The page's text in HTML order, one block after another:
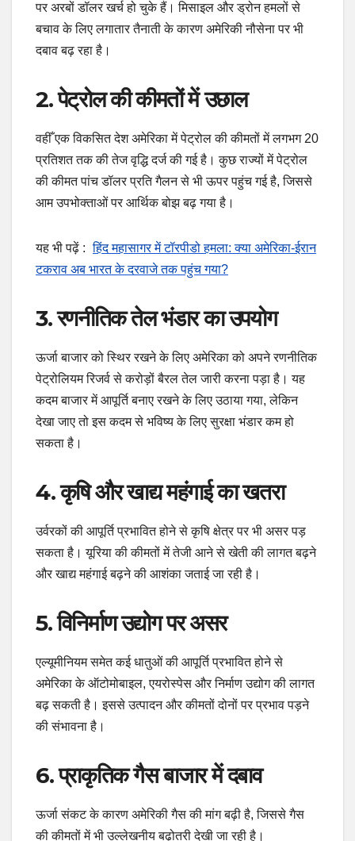
पर अरबों डॉलर खर्च हो चुके हैं। मिसाइल और ड्रोन हमलों से
बचाव के लिए लगातार तैनाती के कारण अमेरिकी नौसेना पर भी
दबाव बढ़ रहा है।
2. पेट्रोल की कीमतों में उछाल
वहीँ एक विकसित देश अमेरिका में पेट्रोल की कीमतों में लगभग 20
प्रतिशत तक की तेज वृद्धि दर्ज की गई है। कुछ राज्यों में पेट्रोल
की कीमत पांच डॉलर प्रति गैलन से भी ऊपर पहुंच गई है, जिससे
आम उपभोक्ताओं पर आर्थिक बोझ बढ़ गया है।
यह भी पढ़ें : हिंद महासागर में टॉरपीडो हमला: क्या अमेरिका-ईरान
टकराव अब भारत के दरवाजे तक पहुंच गया?
3. रणनीतिक तेल भंडार का उपयोग
ऊर्जा बाजार को स्थिर रखने के लिए अमेरिका को अपने रणनीतिक
पेट्रोलियम रिजर्व से करोड़ों बैरल तेल जारी करना पड़ा है। यह
कदम बाजार में आपूर्ति बनाए रखने के लिए उठाया गया, लेकिन
देखा जाए तो इस कदम से भविष्य के लिए सुरक्षा भंडार कम हो
सकता है।
4. कृषि और खाद्य महंगाई का खतरा
उर्वरकों की आपूर्ति प्रभावित होने से कृषि क्षेत्र पर भी असर पड़
सकता है। यूरिया की कीमतों में तेजी आने से खेती की लागत बढ़ने
और खाद्य महंगाई बढ़ने की आशंका जताई जा रही है।
5. विनिर्माण उद्योग पर असर
एल्यूमीनियम समेत कई धातुओं की आपूर्ति प्रभावित होने से
अमेरिका के ऑटोमोबाइल, एयरोस्पेस और निर्माण उद्योग की लागत
बढ़ सकती है। इससे उत्पादन और कीमतों दोनों पर प्रभाव पड़ने
की संभावना है।
6. प्राकृतिक गैस बाजार में दबाव
ऊर्जा संकट के कारण अमेरिकी गैस की मांग बढ़ी है, जिससे गैस
की कीमतों में भी उल्लेखनीय बढ़ोतरी देखी जा रही है।